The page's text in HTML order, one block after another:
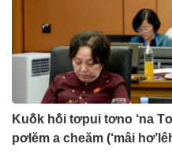
Kuô̆k hô̆i tơpui tơno ‘na
pơlĕm a cheăm (‘mâi